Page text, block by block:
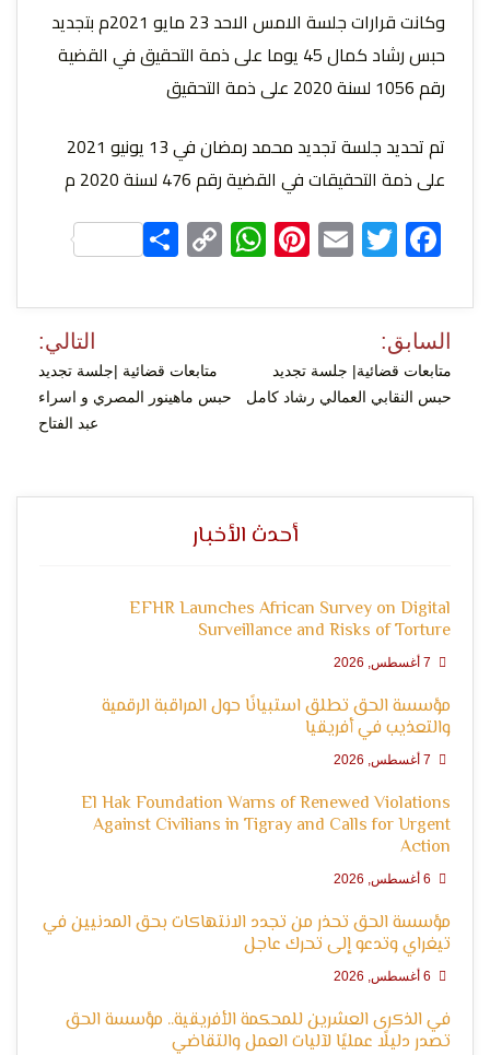
وحقوق
وكانت قرارات جلسة الامس الاحد 23 مايو 2021م بتجديد
حبس رشاد كمال 45 يوما على ذمة التحقيق في القضية
رقم 1056 لسنة 2020 على ذمة التحقيق
تم تحديد جلسة تجديد محمد رمضان في 13 يونيو 2021
على ذمة التحقيقات في القضية رقم 476 لسنة 2020 م
Facebook
Twitter
Email
Pinterest
WhatsApp
Copy
Share
تصفّح
المقالات
السابق:
متابعات قضائية| جلسة تجديد
حبس النقابي العمالي رشاد كامل
التالي:
متابعات قضائية |جلسة تجديد
حبس ماهينور المصري و اسراء
عبد الفتاح
أحدث الأخبار
EFHR Launches African Survey on Digital
Surveillance and Risks of Torture
مؤسسة الحق تطلق استبيانًا حول المراقبة الرقمية
والتعذيب في أفريقيا
El Hak Foundation Warns of Renewed Violations
Against Civilians in Tigray and Calls for Urgent
Action
مؤسسة الحق تحذر من تجدد الانتهاكات بحق المدنيين في
تيغراي وتدعو إلى تحرك عاجل
في الذكرى العشرين للمحكمة الأفريقية.. مؤسسة الحق
تصدر دليلًا عمليًا لآليات العمل والتقاضي